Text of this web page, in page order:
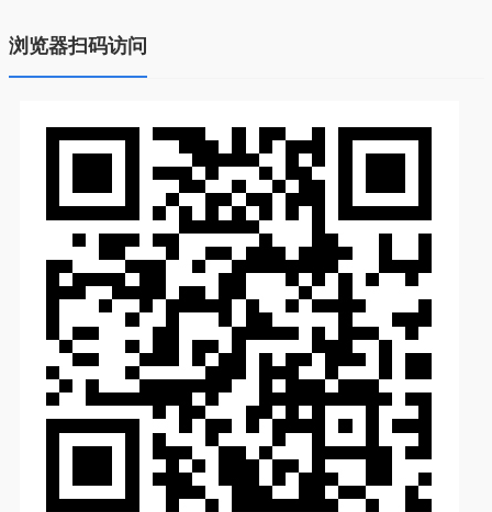
浏览器扫码访问